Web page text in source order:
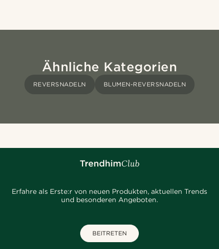
Ähnliche Kategorien
REVERSNADELN BLUMEN-REVERSNADELN
Erfahre als Erste:r von neuen Produkten, aktuellen Trends
und besonderen Angeboten.
BEITRETEN